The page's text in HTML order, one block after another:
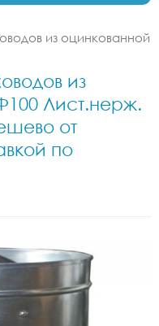
из оцинкованной
из
Лист.нерж.
от
по